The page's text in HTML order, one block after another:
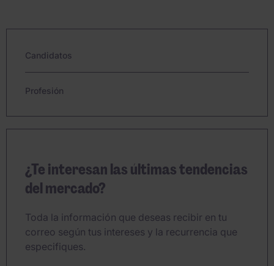
Candidatos
Profesión
¿Te interesan las últimas tendencias
del mercado?
Toda la información que deseas recibir en tu
correo según tus intereses y la recurrencia que
especifiques.